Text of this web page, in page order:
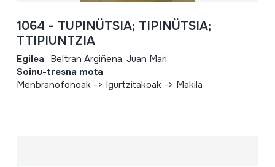
1064 - TUPINÜTSIA; TIPINÜTSIA;
TTIPIUNTZIA
Egilea Beltran Argiñena, Juan Mari
Soinu-tresna mota
Menbranofonoak -> Igurtzitakoak -> Makila